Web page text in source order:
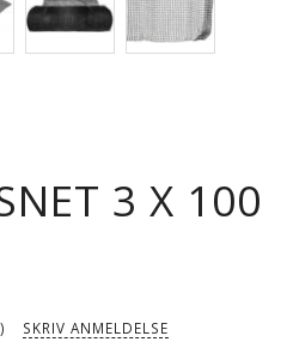
3 X 100
SKRIV ANMELDELSE